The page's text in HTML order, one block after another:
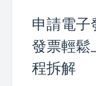
申請電子
發票輕鬆
程拆解